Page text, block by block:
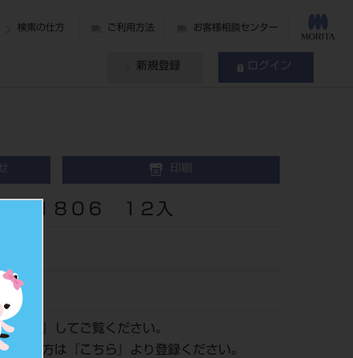
検索の仕方 ご利用方法 お客様相談センター
新規登録 ログイン
印刷
～１８０６ １２入
グイン
』してご覧ください。
だの方は『
こちら 』より登録ください。